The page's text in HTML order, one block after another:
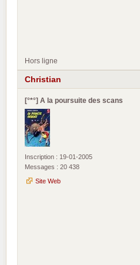
Hors ligne
Christian
[°*°] A la poursuite des scans
Inscription : 19-01-2005
Messages : 20 438
Site Web